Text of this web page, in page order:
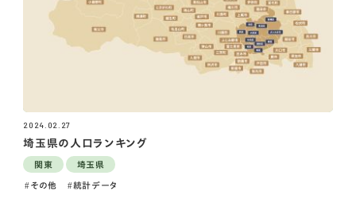
2024.02.27
埼玉県の人口ランキング
関東 埼玉県
その他 統計データ